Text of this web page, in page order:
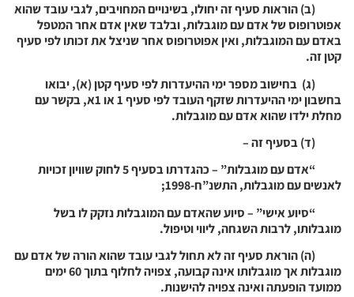
(ב) הוראות סעיף זה יחולו, בשינויים המחויבים, לגבי עובד שהוא
אפוטרופוס של אדם עם מוגבלות, ובלבד שאין אדם אחר המטפל
באדם עם המוגבלות, ואין אפוטרופוס אחר שניצל את זכותו לפי סעיף
קטן זה.
(ג) בחישוב מספר ימי ההיעדרות לפי סעיף קטן (א), יבואו
בחשבון ימי ההיעדרות שזקף העובד לפי סעיף 1 או 1א, בקשר עם
מחלת ילדו שהוא אדם עם מוגבלות.
(ד) בסעיף זה –
“אדם עם מוגבלות” – כהגדרתו בסעיף 5 לחוק שוויון זכויות
לאנשים עם מוגבלות, התשנ”ח-1998;
“סיוע אישי” – סיוע שהאדם עם המוגבלות נזקק לו בשל
מוגבלותו, לרבות השגחה, ליווי וטיפול.
(ה) הוראת סעיף זה לא תחול לגבי עובד שהוא הורה של אדם עם
מוגבלות אך מוגבלותו אינה קבועה, צפויה לחלוף בתוך 60 ימים
ממועד הופעתה ואינה צפויה להישנות.